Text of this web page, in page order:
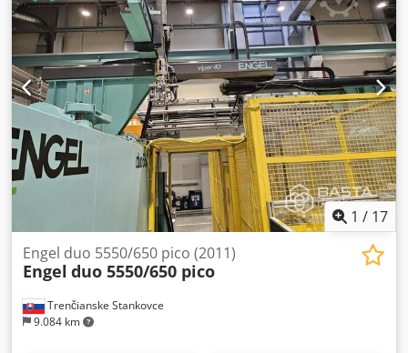
1 / 17
Trenčianske Stankovce
9.084 km
Engel duo 5550/650 pico (2011)
Engel duo 5550/650 pico